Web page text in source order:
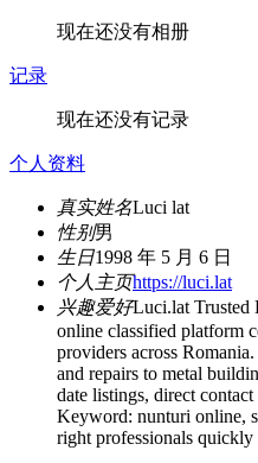
现在还没有相册
记录
现在还没有记录
个人资料
真实姓名Luci lat
性别男
生日1998 年 5 月 6 日
个人主页https://luci.lat
兴趣爱好Luci.lat Trusted
online classified platform
providers across
and repairs to metal
date listings, direct
Keyword: nunturi online,
right professionals quickly